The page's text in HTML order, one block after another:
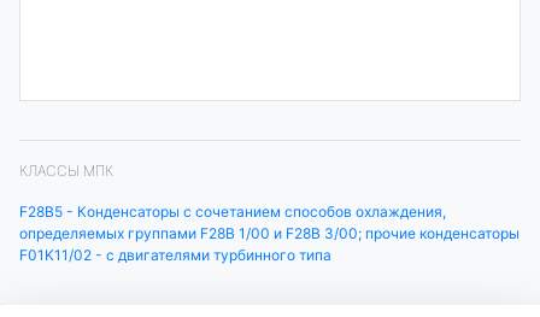
КЛАССЫ МПК
F28B5 - Конденсаторы с сочетанием способов охлаждения,
определяемых группами F28B 1/00 и F28B 3/00; прочие конденсаторы
F01K11/02 - с двигателями турбинного типа